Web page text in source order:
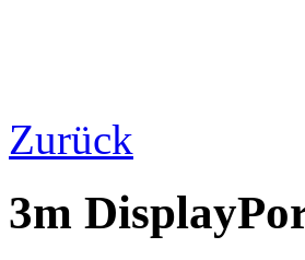
Zurück
3m